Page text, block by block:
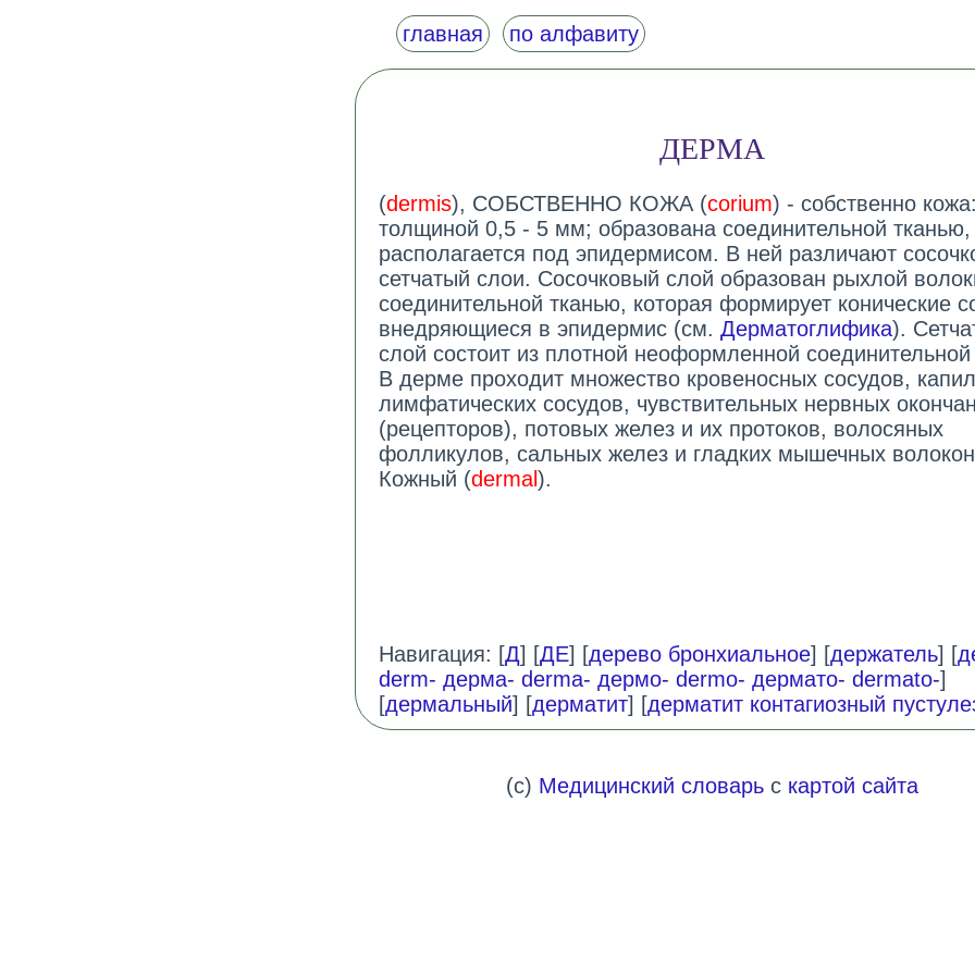
главная по алфавиту
ДЕРМА
(dermis), СОБСТВЕННО КОЖА (corium) - собственно кожа:
толщиной 0,5 - 5 мм; образована соединительной тканью,
располагается под эпидермисом. В ней различают
сетчатый слои. Сосочковый слой образован рыхлой
соединительной тканью, которая формирует конические
внедряющиеся в эпидермис (см. Дерматоглифика).
слой состоит из плотной неоформленной соединительной
В дерме проходит множество кровеносных сосудов,
лимфатических сосудов, чувствительных нервных
(рецепторов), потовых желез и их протоков, волосяных
фолликулов, сальных желез и гладких мышечных
Кожный (dermal).
Навигация: [Д] [ДЕ] [дерево бронхиальное] [держатель] [
derm- дерма- derma- дермо- dermo- дермато- dermato-]
[дермальный] [дерматит] [дерматит контагиозный
(c) Медицинский словарьс картой сайта